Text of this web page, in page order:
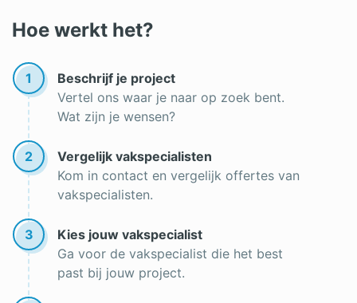
Schrijnwerker offerte
Hoe werkt het?
1
Beschrijf je project
Vertel ons waar je naar op zoek bent.
Wat zijn je wensen?
2
Vergelijk vakspecialisten
Kom in contact en vergelijk offertes van
vakspecialisten.
3
Kies jouw vakspecialist
Ga voor de vakspecialist die het best
past bij jouw project.